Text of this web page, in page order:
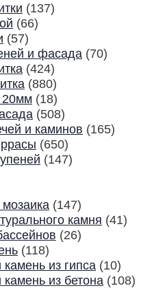
(137)
(66)
(57)
и фасада (70)
(424)
(880)
20мм (18)
(508)
и каминов (165)
(650)
(147)
(147)
камня (41)
(26)
(118)
из гипса (10)
из бетона (108)